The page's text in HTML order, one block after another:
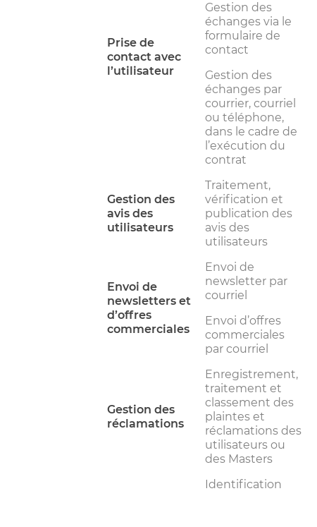
Prise de
contact avec
l’utilisateur
Gestion des
échanges via le
formulaire de
contact
Gestion des
échanges par
courrier, courriel
ou téléphone,
dans le cadre de
l’exécution du
contrat
Gestion des
avis des
utilisateurs
Traitement,
vérification et
publication des
avis des
utilisateurs
Envoi de
newsletters et
d’offres
commerciales
Envoi de
newsletter par
courriel
Envoi d’offres
commerciales
par courriel
Gestion des
réclamations
Enregistrement,
traitement et
classement des
plaintes et
réclamations des
utilisateurs ou
des Masters
Identification